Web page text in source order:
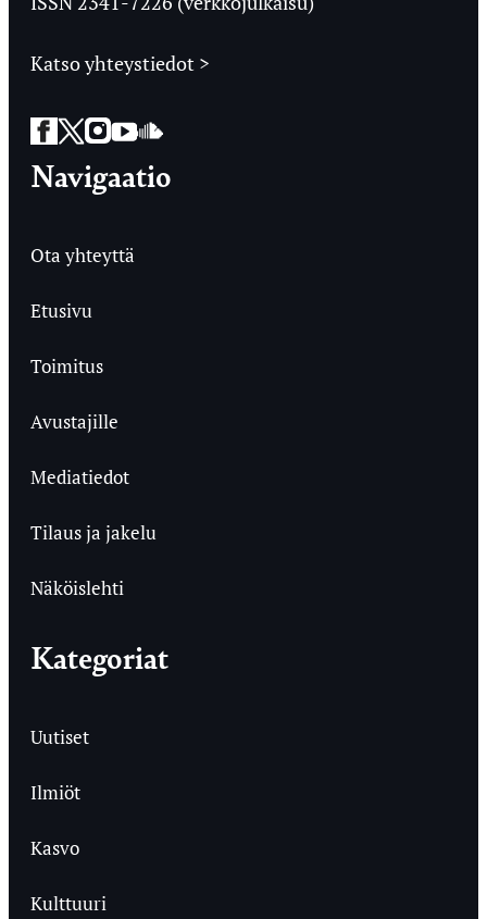
Katso yhteystiedot >
Facebook
Twitter
Instagram
YouTube
SoundCloud
Navigaatio
Ota yhteyttä
Etusivu
Toimitus
Avustajille
Mediatiedot
Tilaus ja jakelu
Näköislehti
Kategoriat
Uutiset
Ilmiöt
Kasvo
Kulttuuri